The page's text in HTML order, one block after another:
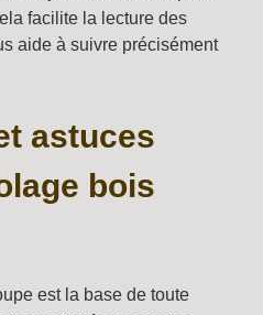
facilite la lecture des
aide à suivre précisément
astuces
bois
est la base de toute